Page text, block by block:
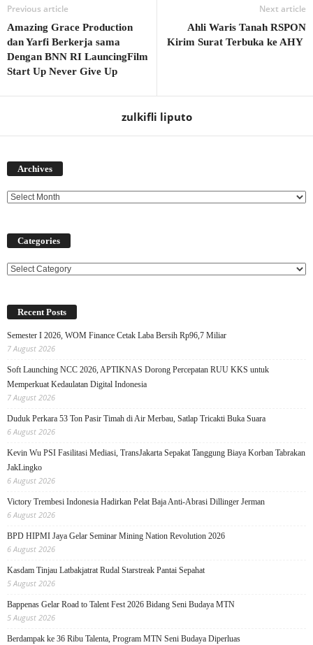
Previous article
Amazing Grace Production
dan Yarfi Berkerja sama
Dengan BNN RI LauncingFilm
Start Up Never Give Up
Next article
Ahli Waris Tanah RSPON
Kirim Surat Terbuka ke AHY
zulkifli liputo
Archives
Categories
Categories
Recent Posts
Semester I 2026, WOM Finance Cetak Laba Bersih Rp96,7 Miliar
7 August 2026
Soft Launching NCC 2026, APTIKNAS Dorong Percepatan RUU KKS untuk
Memperkuat Kedaulatan Digital Indonesia
7 August 2026
Duduk Perkara 53 Ton Pasir Timah di Air Merbau, Satlap Tricakti Buka Suara
6 August 2026
Kevin Wu PSI Fasilitasi Mediasi, TransJakarta Sepakat Tanggung Biaya Korban Tabrakan
JakLingko
6 August 2026
Victory Trembesi Indonesia Hadirkan Pelat Baja Anti-Abrasi Dillinger Jerman
6 August 2026
BPD HIPMI Jaya Gelar Seminar Mining Nation Revolution 2026
6 August 2026
Kasdam Tinjau Latbakjatrat Rudal Starstreak Pantai Sepahat
5 August 2026
Bappenas Gelar Road to Talent Fest 2026 Bidang Seni Budaya MTN
5 August 2026
Berdampak ke 36 Ribu Talenta, Program MTN Seni Budaya Diperluas